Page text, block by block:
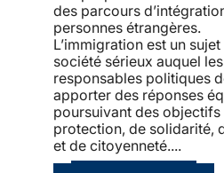
des parcours
personnes étrangères.
L’immigration est un
société sérieux auquel les
responsables politiques
apporter des réponses
poursuivant des objectifs
protection, de solidarité,
et de citoyenneté....